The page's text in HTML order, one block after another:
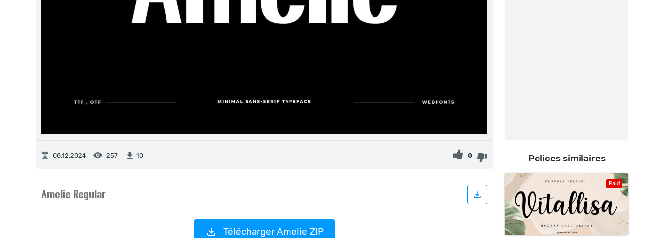
08.12.2024 257 10 0
Télécharger Amelie ZIP
Polices similaires
Paid